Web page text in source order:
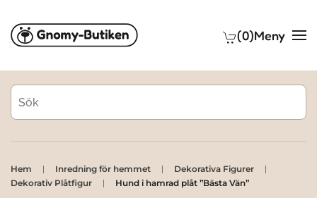
Skip to main content (0)Meny
Hem Inredning för hemmet
Dekorativa Figurer
Dekorativ Plåtfigur
Hund i hamrad plåt ”Bästa Vän”